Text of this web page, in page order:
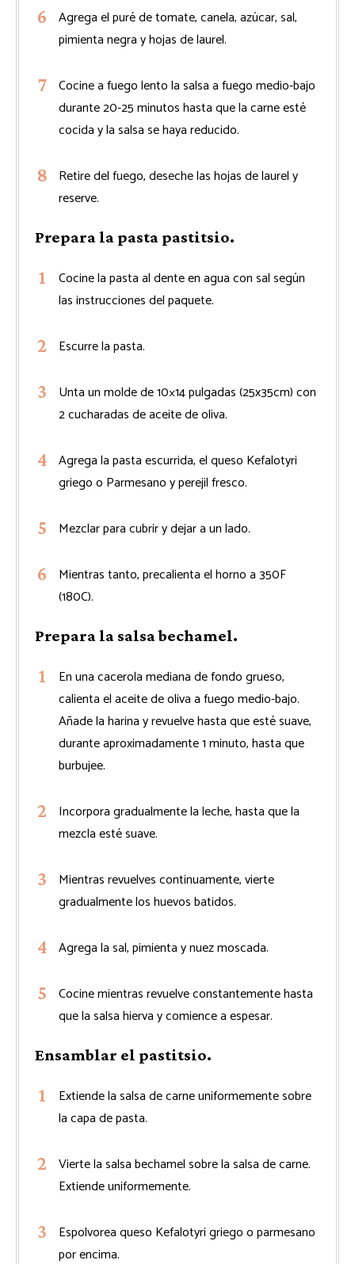
Agrega el puré de tomate, canela, azúcar, sal,
pimienta negra y hojas de laurel.
Cocine a fuego lento la salsa a fuego medio-bajo
durante 20-25 minutos hasta que la carne esté
cocida y la salsa se haya reducido.
Retire del fuego, deseche las hojas de laurel y
reserve.
Prepara la pasta pastitsio.
Cocine la pasta al dente en agua con sal según
las instrucciones del paquete.
Escurre la pasta.
Unta un molde de 10×14 pulgadas (25x35cm) con
2 cucharadas de aceite de oliva.
Agrega la pasta escurrida, el queso Kefalotyri
griego o Parmesano y perejil fresco.
Mezclar para cubrir y dejar a un lado.
Mientras tanto, precalienta el horno a 350F
(180C).
Prepara la salsa bechamel.
En una cacerola mediana de fondo grueso,
calienta el aceite de oliva a fuego medio-bajo.
Añade la harina y revuelve hasta que esté suave,
durante aproximadamente 1 minuto, hasta que
burbujee.
Incorpora gradualmente la leche, hasta que la
mezcla esté suave.
Mientras revuelves continuamente, vierte
gradualmente los huevos batidos.
Agrega la sal, pimienta y nuez moscada.
Cocine mientras revuelve constantemente hasta
que la salsa hierva y comience a espesar.
Ensamblar el pastitsio.
Extiende la salsa de carne uniformemente sobre
la capa de pasta.
Vierte la salsa bechamel sobre la salsa de carne.
Extiende uniformemente.
Espolvorea queso Kefalotyri griego o parmesano
por encima.